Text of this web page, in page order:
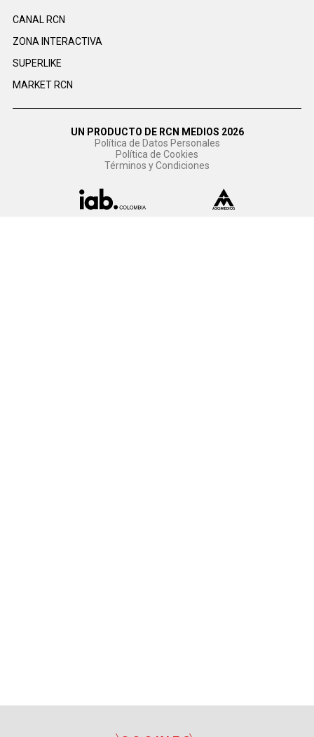
CANAL RCN
ZONA INTERACTIVA
SUPERLIKE
MARKET RCN
UN PRODUCTO DE RCN MEDIOS 2026
Política de Datos Personales
Política de Cookies
Términos y Condiciones